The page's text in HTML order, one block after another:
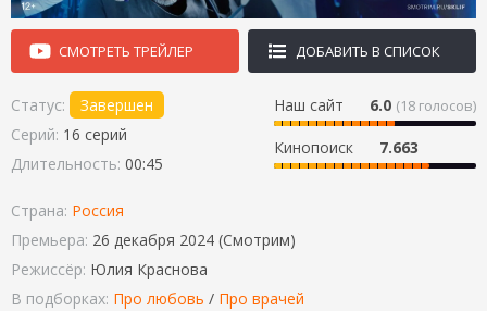
СМОТРЕТЬ ТРЕЙЛЕР ДОБАВИТЬ В СПИСОК
Наш сайт 6.0 (18 голосов)
Кинопоиск 7.663
Статус:
Завершен
Серий: 16 серий
Длительность: 00:45
Страна: Россия
Премьера: 26 декабря 2024 (Смотрим)
Режиссёр: Юлия Краснова
В подборках: Про любовь / Про врачей